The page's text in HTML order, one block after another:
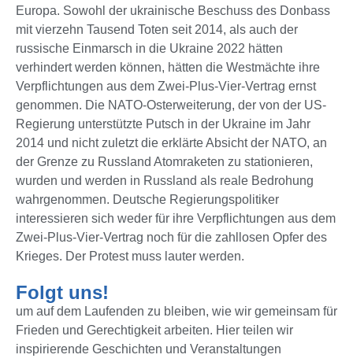
Europa. Sowohl der ukrainische Beschuss des Donbass
mit vierzehn Tausend Toten seit 2014, als auch der
russische Einmarsch in die Ukraine 2022 hätten
verhindert werden können, hätten die Westmächte ihre
Verpflichtungen aus dem Zwei-Plus-Vier-Vertrag ernst
genommen. Die NATO-Osterweiterung, der von der US-
Regierung unterstützte Putsch in der Ukraine im Jahr
2014 und nicht zuletzt die erklärte Absicht der NATO, an
der Grenze zu Russland Atomraketen zu stationieren,
wurden und werden in Russland als reale Bedrohung
wahrgenommen. Deutsche Regierungspolitiker
interessieren sich weder für ihre Verpflichtungen aus dem
Zwei-Plus-Vier-Vertrag noch für die zahllosen Opfer des
Krieges. Der Protest muss lauter werden.
Folgt uns!
um auf dem Laufenden zu bleiben, wie wir gemeinsam für
Frieden und Gerechtigkeit arbeiten. Hier teilen wir
inspirierende Geschichten und Veranstaltungen